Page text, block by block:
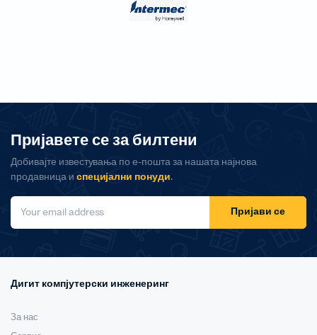
Пријавете се за билтени
Добивајте известувања по е-пошта за нашата најнова
продавница и специјални понуди.
Пријави се
Дигит компјутерски инженеринг
За нас